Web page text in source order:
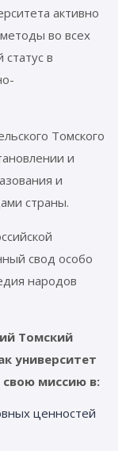
активно
во всех
в
Томского
и
и
страны.
свод особо
народов
Томский
университет
свою миссию в:
ценностей